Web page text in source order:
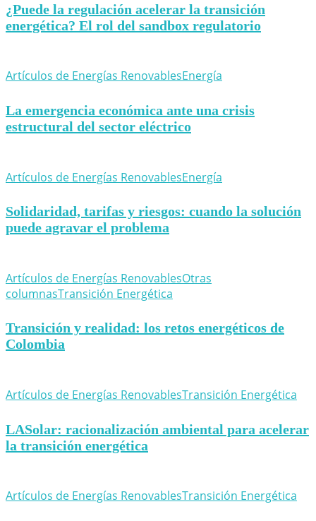
¿Puede la regulación acelerar la transición
energética? El rol del sandbox regulatorio
Artículos de Energías RenovablesEnergía
La emergencia económica ante una crisis
estructural del sector eléctrico
Artículos de Energías RenovablesEnergía
Solidaridad, tarifas y riesgos: cuando la solución
puede agravar el problema
Artículos de Energías RenovablesOtras
columnasTransición Energética
Transición y realidad: los retos energéticos de
Colombia
Artículos de Energías RenovablesTransición Energética
LASolar: racionalización ambiental para acelerar
la transición energética
Artículos de Energías RenovablesTransición Energética